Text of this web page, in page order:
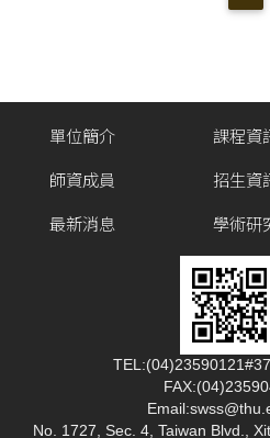
單位簡介
師資成員
最新消息
課程資
招生資
學術研
No. 1727, Sec. 4, Taiwan Blvd.,